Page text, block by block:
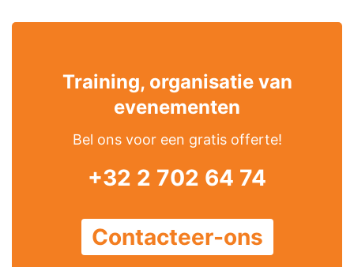
Training, organisatie van
evenementen
Bel ons voor een gratis offerte!
+32 2 702 64 74
Contacteer-ons